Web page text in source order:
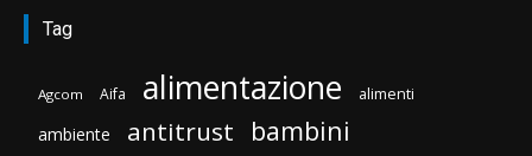
Tag
Agcom Aifa alimentazione alimenti
ambiente antitrust bambini